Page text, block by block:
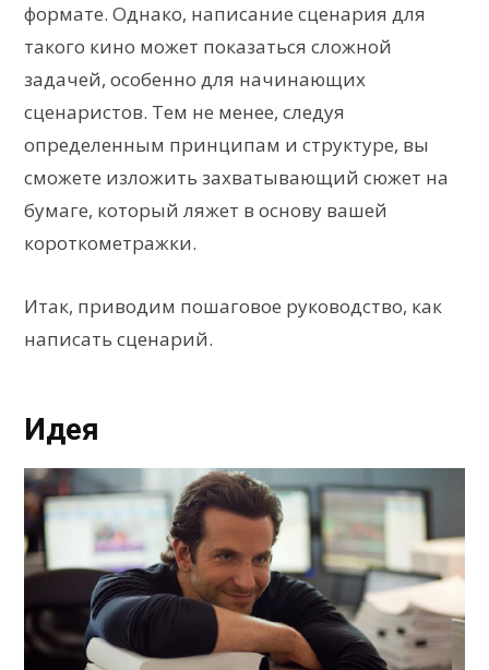
формате. Однако, написание сценария для
такого кино может показаться сложной
задачей, особенно для начинающих
сценаристов. Тем не менее, следуя
определенным принципам и структуре, вы
сможете изложить захватывающий сюжет на
бумаге, который ляжет в основу вашей
короткометражки.
Итак, приводим пошаговое руководство, как
написать сценарий.
Идея